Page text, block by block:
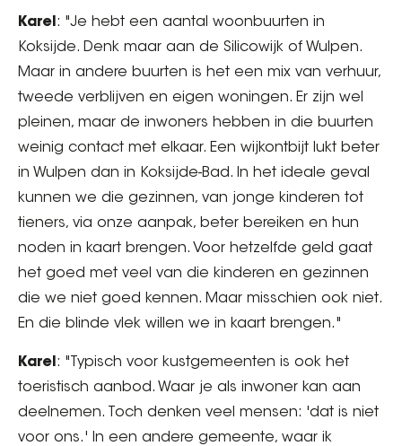
Karel : "Je hebt een aantal woonbuurten in
Koksijde. Denk maar aan de Silicowijk of Wulpen.
Maar in andere buurten is het een mix van verhuur,
tweede verblijven en eigen woningen. Er zijn wel
pleinen, maar de inwoners hebben in die buurten
weinig contact met elkaar. Een wijkontbijt lukt beter
in Wulpen dan in Koksijde-Bad. In het ideale geval
kunnen we die gezinnen, van jonge kinderen tot
tieners, via onze aanpak, beter bereiken en hun
noden in kaart brengen. Voor hetzelfde geld gaat
het goed met veel van die kinderen en gezinnen
die we niet goed kennen. Maar misschien ook niet.
En die blinde vlek willen we in kaart brengen."
Karel : "Typisch voor kustgemeenten is ook het
toeristisch aanbod. Waar je als inwoner kan aan
deelnemen. Toch denken veel mensen: 'dat is niet
voor ons.' In een andere gemeente, waar ik